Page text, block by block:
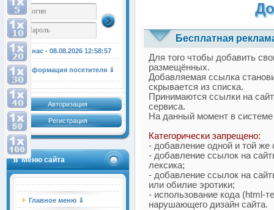
У нас - 08.08.2026 12:58:58
Информация посетителя ⇓
Авторизация
Регистрация
Меню сайта
Главное меню ⇓
Бесплатная
Для того чтобы добавить
размещённых.
Добавляемая ссылка
скрывается из списка.
Принимаются ссылки на
сервиса.
На данный момент в
Категорически запрещено:
- добавление одной и той же
- добавление ссылок на
лексика;
- добавление ссылок на
или обилие эротики;
- использование кода (html-
нарушающего дизайн сайта.